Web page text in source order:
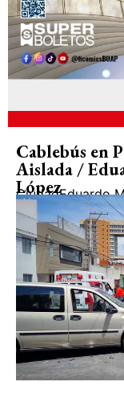
Cablebús en
Aislada /
López
CiudadEduardo